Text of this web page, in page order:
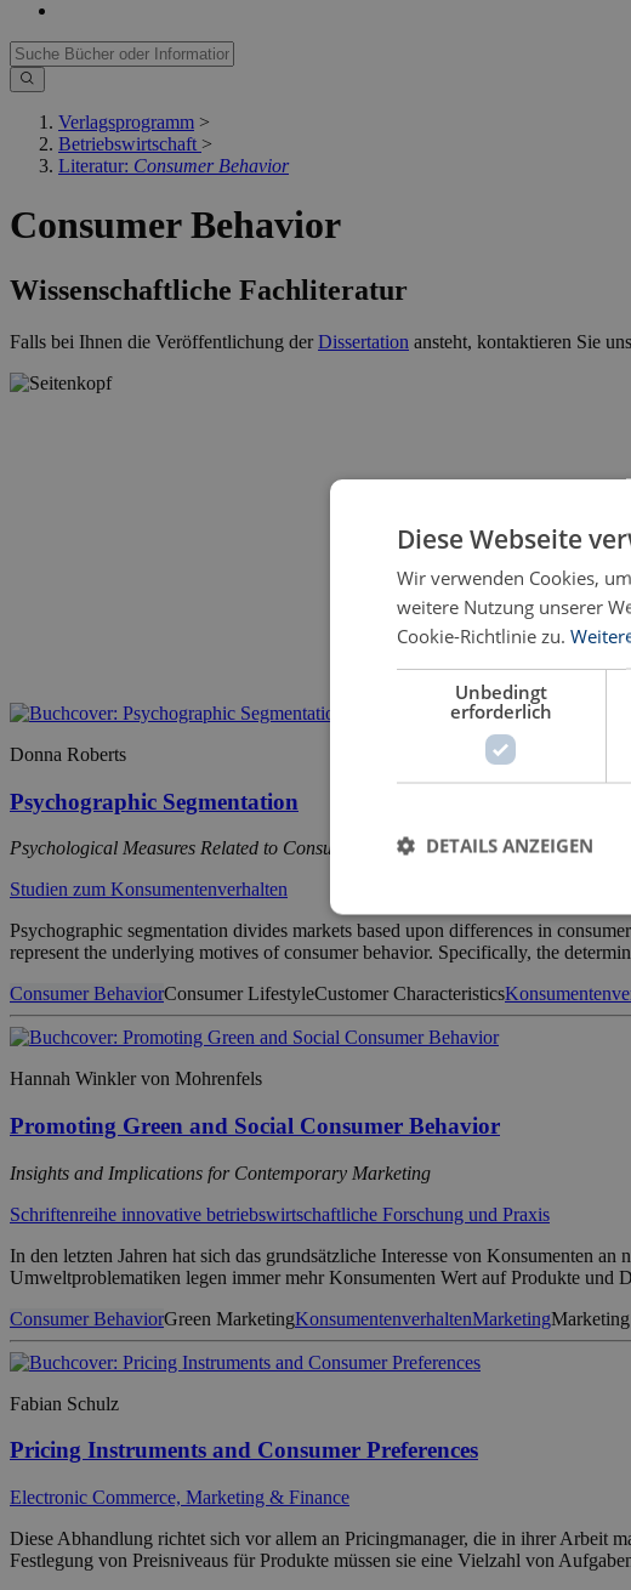
Verlagsprogramm >
Betriebswirtschaft >
Literatur: Consumer Behavior
Consumer Behavior
Wissenschaftliche Fachliteratur
Falls bei Ihnen die Veröffentlichung derDissertation ansteht, kontaktieren Sie
Donna Roberts
Psychographic Segmentation
Psychological Measures Related to Consumer Behavior and Lifestyle
Studien zum Konsumentenverhalten
Psychographic segmentation divides markets based upon differences in
represent the underlying motives of consumer behavior. Specifically, the
Consumer BehaviorConsumer LifestyleCustomer Characteristics
Hannah Winkler von Mohrenfels
Promoting Green and Social Consumer Behavior
Insights and Implications for Contemporary Marketing
Schriftenreihe innovative betriebswirtschaftliche Forschung und Praxis
In den letzten Jahren hat sich das grundsätzliche Interesse von Konsumenten
Umweltproblematiken legen immer mehr Konsumenten Wert auf Produkte
Consumer BehaviorGreen MarketingKonsumentenverhaltenMarketing
Fabian Schulz
Pricing Instruments and Consumer Preferences
Electronic Commerce, Marketing & Finance
Diese Abhandlung richtet sich vor allem an Pricingmanager, die in ihrer Arbeit
Festlegung von Preisniveaus für Produkte müssen sie eine Vielzahl von
Diese Webseite
Wir verwenden Cookies,
weitere Nutzung unserer
Cookie-Richtlinie zu.
Unbedingt
erforderlich
DETAILS ANZEIGEN